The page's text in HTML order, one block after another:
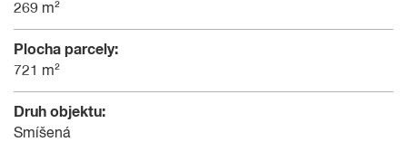
269 m²
Plocha parcely:
721 m²
Druh objektu:
Smíšená